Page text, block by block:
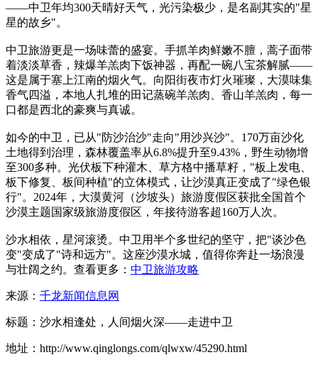
——中卫年均300天晴好天气，光污染极少，是名副其实的"星
星的故乡"。
中卫旅游更是一场味蕾的盛宴。手抓羊肉鲜嫩不膻，蒿子面带
着淡淡草香，辣爆羊羔肉下饭神器，再配一碗八宝茶解腻——
这是属于塞上江南的烟火气。向阳街夜市灯火璀璨，大漠味集
香气四溢，本地人扎堆的田记蒸碗羊羔肉、香山羊羔肉，每一
口都是西北的豪爽与真诚。
如今的中卫，已从"防沙治沙"走向"用沙兴沙"。170万亩沙化
土地得到治理，森林覆盖率从6.8%提升至9.43%，野生动物增
至300多种。光伏板下种灌木、草方格中播草籽，"板上发电、
板下修复、板间种植"的立体模式，让沙漠真正变成了"绿色银
行"。2024年，大漠黄河（沙坡头）旅游度假区获批全国首个
沙漠主题国家级旅游度假区，年接待游客超160万人次。
沙水相依，星河滚烫。中卫用半个多世纪的坚守，把"谈沙色
变"变成了"诗和远方"。这座沙漠水城，值得你奔赴一场浪漫
与壮阔之约。查看更多： 中卫旅游攻略
来源： 千龙新闻信息网
标题：沙水相逢处，人间烟火深——走进中卫
地址：http://www.qinglongs.com/qlwxw/45290.html